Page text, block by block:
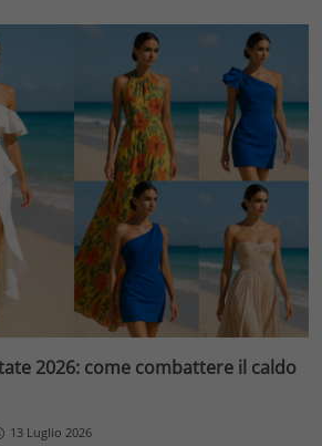
2026: come combattere il caldo
13 Luglio 2026